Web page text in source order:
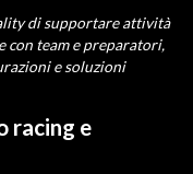
di supportare attività
con team e preparatori,
e soluzioni
racing e